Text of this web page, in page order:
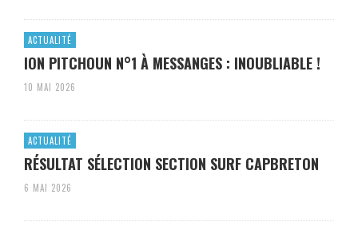
ACTUALITÉ
ION PITCHOUN N°1 À MESSANGES : INOUBLIABLE !
10 MAI 2026
ACTUALITÉ
RÉSULTAT SÉLECTION SECTION SURF CAPBRETON
6 MAI 2026